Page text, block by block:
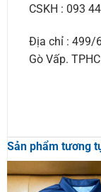
CSKH : 093
Địa chỉ : 499/
Gò Vấp.
Sản phẩm tương